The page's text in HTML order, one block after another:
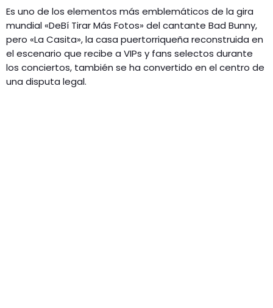
Es uno de los elementos más emblemáticos de la gira
mundial «DeBí Tirar Más Fotos» del cantante Bad Bunny,
pero «La Casita», la casa puertorriqueña reconstruida en
el escenario que recibe a VIPs y fans selectos durante
los conciertos, también se ha convertido en el centro de
una disputa legal.